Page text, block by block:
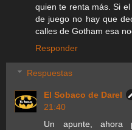
quien te renta más. Si
de juego no hay que
calles de Gotham esa
Responder
Respuestas
El Sobaco de Darel
21:40
Un apunte, ahora